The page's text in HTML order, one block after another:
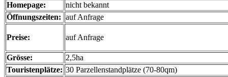
Homepage:
nicht bekannt
Öffnungszeiten: auf Anfrage
Preise: auf Anfrage
Grösse:
2,5ha
Touristenplätze: 30 Parzellenstandplätze (70-80qm)